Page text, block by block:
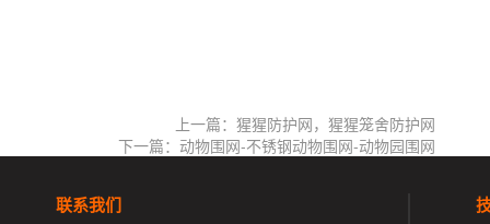
上一篇：猩猩防护网，猩猩笼舍防护网
下一篇：动物围网-不锈钢动物围网-动物园围网
联系我们